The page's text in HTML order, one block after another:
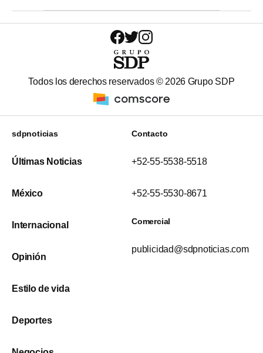
Todos los derechos reservados © 2026 Grupo SDP
sdpnoticias
Últimas Noticias
México
Internacional
Opinión
Estilo de vida
Deportes
Contacto
+52-55-5538-5518
+52-55-5530-8671
Comercial
publicidad@sdpnoticias.com